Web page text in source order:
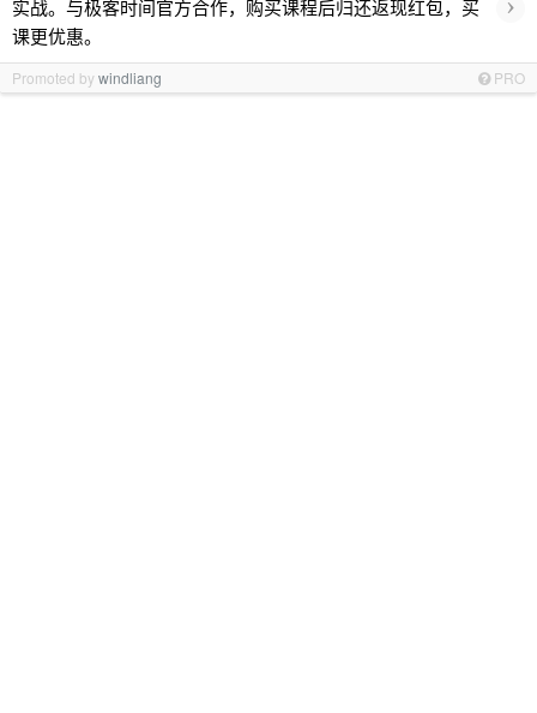
实战。与极客时间官方合作，购买课程后归还返现红包，买
课更优惠。
Promoted bywindliang PRO